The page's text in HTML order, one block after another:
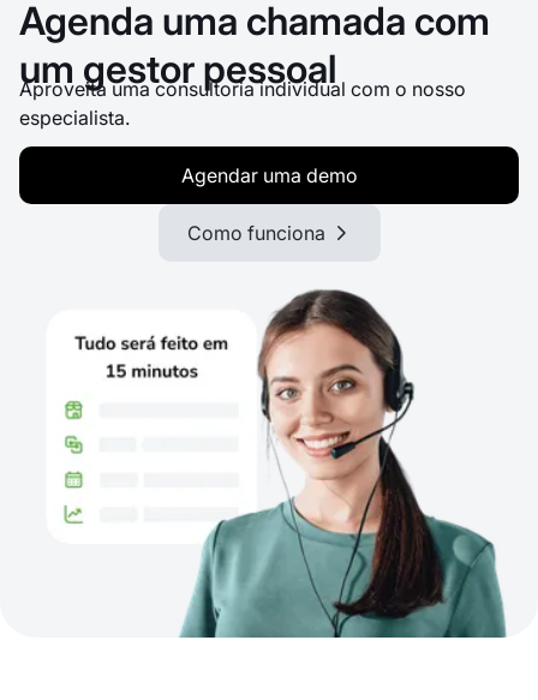
Agenda uma chamada com
um gestor pessoal
Aproveita uma consultoria individual com o nosso
especialista.
Agendar uma demo
Como funciona